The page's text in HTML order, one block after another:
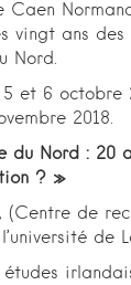
Caen
vingt ans
Nord.
et 6 octobre
2018.
du Nord : 20
? »
(Centre de
de
études